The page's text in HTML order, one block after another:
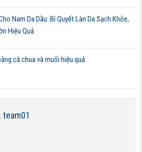
Nam Da Dầu: Bí Quyết Làn Da Sạch Khỏe,
Hiệu Quả
cà chua và muối hiệu quả
team01